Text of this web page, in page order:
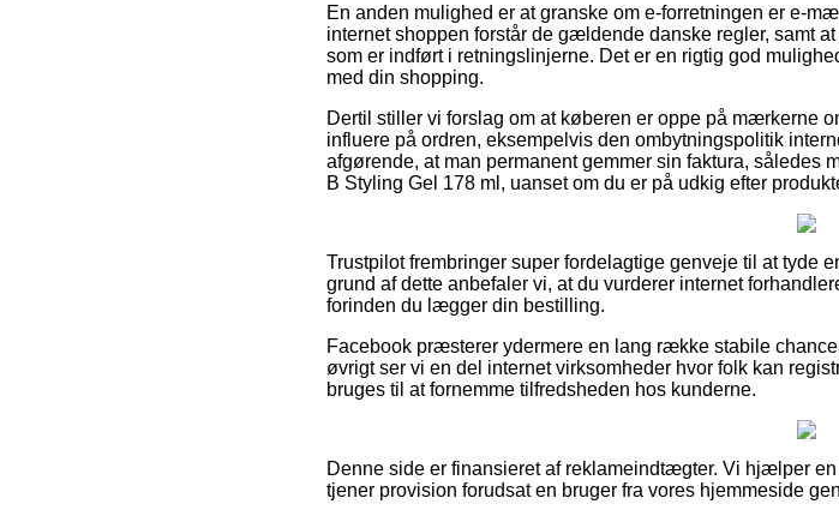
En anden mulighed er at granske om e-forretningen er e-
internet shoppen forstår de gældende danske regler, samt
som er indført i retningslinjerne. Det er en rigtig god
med din shopping.
Dertil stiller vi forslag om at køberen er oppe på mærkerne
influere på ordren, eksempelvis den ombytningspolitik
afgørende, at man permanent gemmer sin faktura, således
B Styling Gel 178 ml, uanset om du er på udkig efter
Trustpilot frembringer super fordelagtige genveje til at tyde
grund af dette anbefaler vi, at du vurderer internet
forinden du lægger din bestilling.
Facebook præsterer ydermere en lang række stabile
øvrigt ser vi en del internet virksomheder hvor folk kan
bruges til at fornemme tilfredsheden hos kunderne.
Denne side er finansieret af reklameindtægter. Vi hjælper
tjener provision forudsat en bruger fra vores hjemmeside